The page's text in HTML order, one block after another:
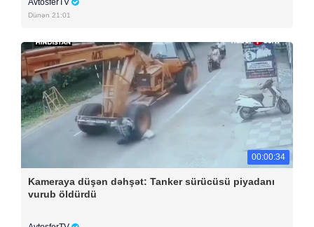
AvtosferTV
Dünən 21:01
00:00:34
Kameraya düşən dəhşət: Tanker sürücüsü piyadanı
vurub öldürdü